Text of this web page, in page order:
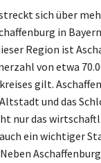
sich über
in
Region ist
von etwa
gilt.
und das
nur das
ein wichtiger